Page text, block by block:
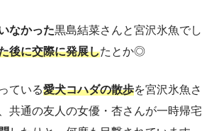
なかった黒島結菜さんと宮沢氷魚でし
後に交際に発展したとか◎
ている愛犬コハダの散歩を宮沢氷魚さ
共通の友人の女優・杏さんが一時帰宅